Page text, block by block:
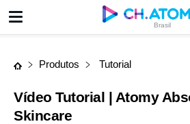
Brasil
Produtos Tutorial
Vídeo Tutorial | Atomy
Skincare